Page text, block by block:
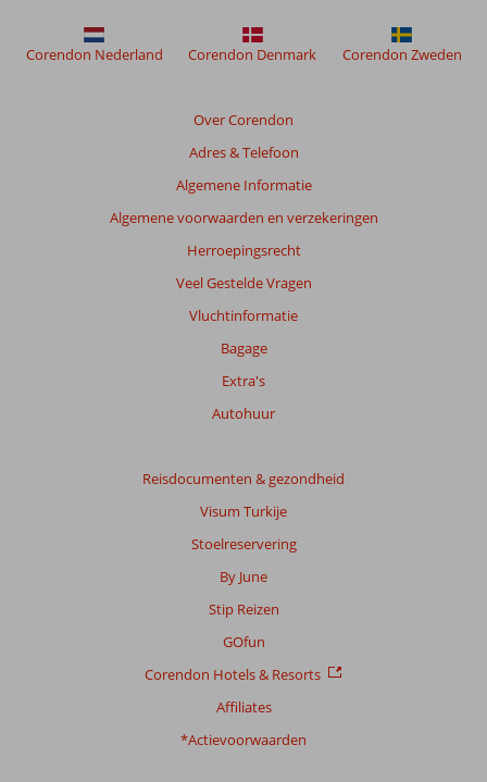
weergegeven
om
garanderen.
Over Corendon
Adres & Telefoon
Algemene Informatie
Algemene voorwaarden en verzekeringen
Herroepingsrecht
Veel Gestelde Vragen
Vluchtinformatie
Bagage
Extra's
Autohuur
Reisdocumenten & gezondheid
Visum Turkije
Stoelreservering
By June
Stip Reizen
GOfun
Corendon Hotels & Resorts
Affiliates
*Actievoorwaarden
Corendon Nederland Corendon Denmark Corendon Zweden